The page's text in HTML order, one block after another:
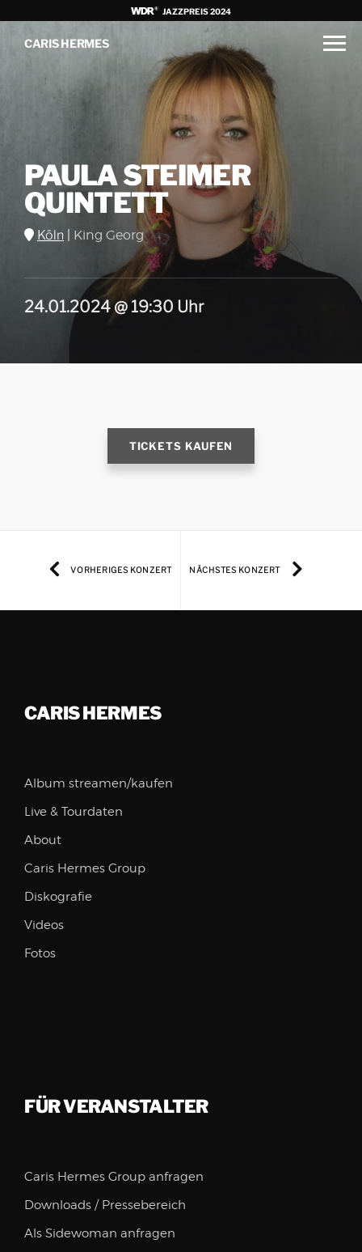
JAZZPREIS 2024
CARIS HERMES
PAULA STEIMER
QUINTETT
Köln King Georg
24.01.2024 @ 19:30 Uhr
TICKETS KAUFEN
VORHERIGES KONZERT NÄCHSTES KONZERT
CARIS HERMES
Album streamen/kaufen
Live & Tourdaten
About
Caris Hermes Group
Diskografie
Videos
Fotos
FÜR VERANSTALTER
Caris Hermes Group anfragen
Downloads / Pressebereich
Als Sidewoman anfragen